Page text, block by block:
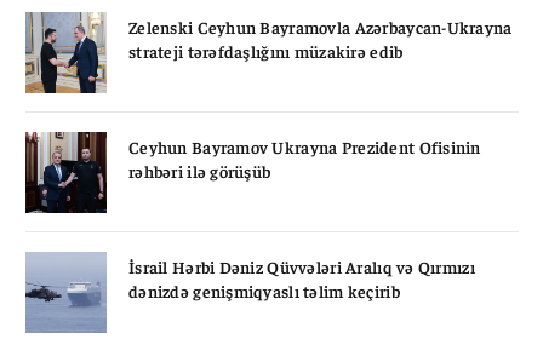
Zelenski Ceyhun Bayramovla Azərbaycan-Ukrayna
strateji tərəfdaşlığını müzakirə edib
Ceyhun Bayramov Ukrayna Prezident Ofisinin
rəhbəri ilə görüşüb
İsrail Hərbi Dəniz Qüvvələri Aralıq və Qırmızı
dənizdə genişmiqyaslı təlim keçirib